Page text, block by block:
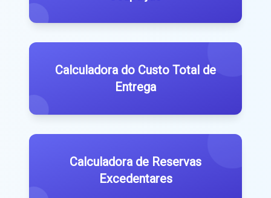
Calculadora do Custo Total de
Entrega
Calculadora de Reservas
Excedentares